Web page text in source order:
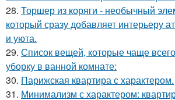
28. Торшер из коряги - необычный
который сразу добавляет интерьеру
и уюта.
29. Список вещей, которые чаще
уборку в ванной комнате:
30. Парижская квартира с характером.
31. Минимализм с характером: